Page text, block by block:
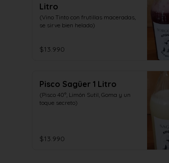
Litro
(Vino Tinto con frutillas maceradas,
se sirve bien helado)
$13.990
Pisco Sagüer 1 Litro
(Pisco 40°, Limón Sutil, Goma y un
toque secreto)
$13.990